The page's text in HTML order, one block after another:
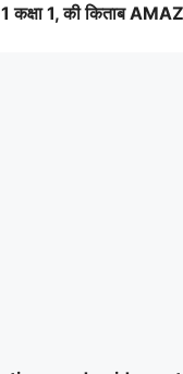
1, की किताब